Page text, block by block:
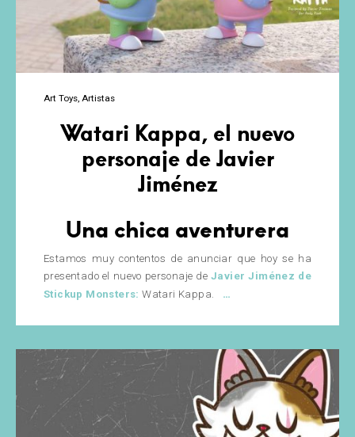
Art Toys Artistas
Watari Kappa, el nuevo
personaje de Javier
Jiménez
Una chica aventurera
Estamos muy contentos de anunciar que hoy se ha
presentado el nuevo personaje deJavier Jiménez de
Stickup Monsters:Watari Kappa. …
el
nuevo
personaje
de
Javier
Jiménez